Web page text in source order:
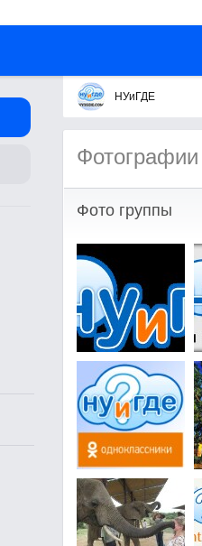
НУиГДЕ
Фотографии
Фото группы